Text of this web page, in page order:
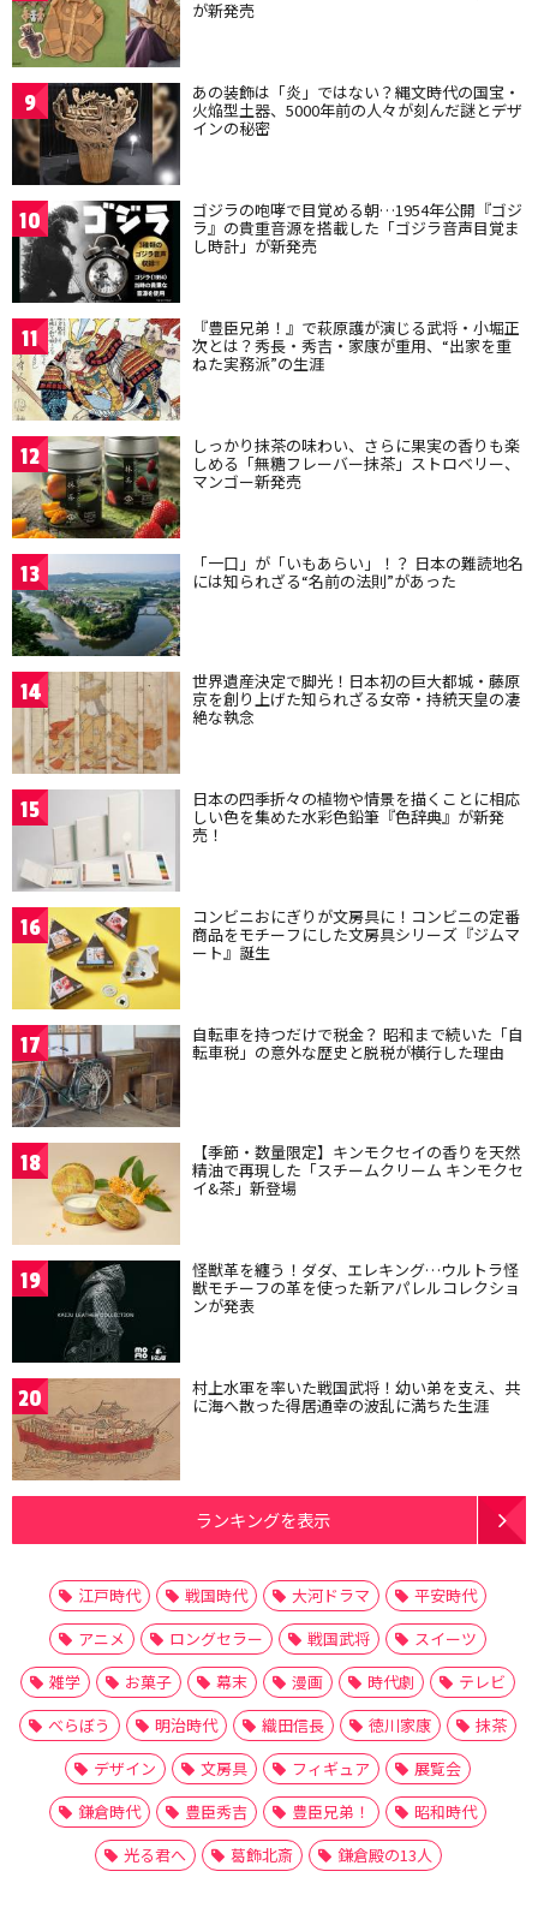
が新発売
9 あの装飾は「炎」ではない？縄文時代の国宝・
火焔型土器、5000年前の人々が刻んだ謎とデザ
インの秘密
10 ゴジラの咆哮で目覚める朝…1954年公開『ゴジ
ラ』の貴重音源を搭載した「ゴジラ音声目覚ま
し時計」が新発売
11 『豊臣兄弟！』で萩原護が演じる武将・小堀正
次とは？秀長・秀吉・家康が重用、“出家を重
ねた実務派”の生涯
12 しっかり抹茶の味わい、さらに果実の香りも楽
しめる「無糖フレーバー抹茶」ストロベリー、
マンゴー新発売
13 「一口」が「いもあらい」！？ 日本の難読地名
には知られざる“名前の法則”があった
14 世界遺産決定で脚光！日本初の巨大都城・藤原
京を創り上げた知られざる女帝・持統天皇の凄
絶な執念
15 日本の四季折々の植物や情景を描くことに相応
しい色を集めた水彩色鉛筆『色辞典』が新発
売！
16 コンビニおにぎりが文房具に！コンビニの定番
商品をモチーフにした文房具シリーズ『ジムマ
ート』誕生
17 自転車を持つだけで税金？ 昭和まで続いた「自
転車税」の意外な歴史と脱税が横行した理由
18 【季節・数量限定】キンモクセイの香りを天然
精油で再現した「スチームクリーム キンモクセ
イ&茶」新登場
19 怪獣革を纏う！ダダ、エレキング…ウルトラ怪
獣モチーフの革を使った新アパレルコレクショ
ンが発表
20 村上水軍を率いた戦国武将！幼い弟を支え、共
に海へ散った得居通幸の波乱に満ちた生涯
ランキングを表示
江戸時代 戦国時代 大河ドラマ
平安時代
アニメ
ロングセラー 戦国武将
スイーツ
雑学
お菓子 幕末 漫画 時代劇
テレビ
べらぼう
明治時代 織田信長 徳川家康
抹茶
デザイン
文房具 フィギュア
展覧会
鎌倉時代
豊臣秀吉 豊臣兄弟！
昭和時代
光る君へ
葛飾北斎 鎌倉殿の13人